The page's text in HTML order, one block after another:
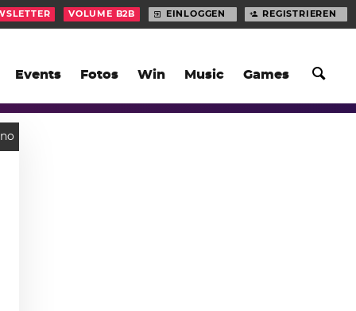
Events Fotos Win Music Games
VOLUME B2B EINLOGGEN REGISTRIEREN